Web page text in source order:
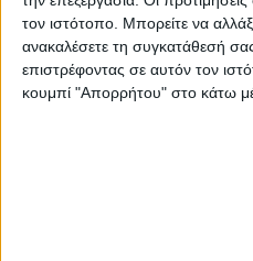
τον ιστότοπο. Μπορείτε να
ανακαλέσετε τη συγκατάθεσή
επιστρέφοντας σε αυτόν τον
κουμπί "Απορρήτου" στο κάτω